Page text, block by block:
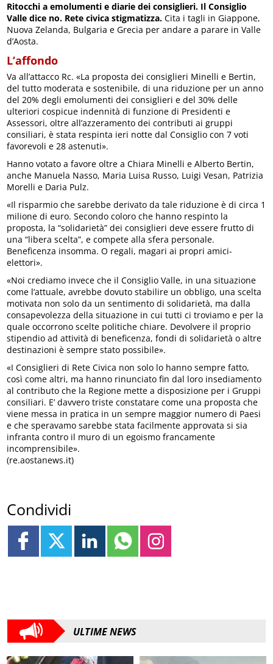
Ritocchi a emolumenti e diarie dei consiglieri. Il Consiglio
Valle dice no. Rete civica stigmatizza. Cita i tagli in Giappone,
Nuova Zelanda, Bulgaria e Grecia per andare a parare in Valle
d’Aosta.
L’affondo
Va all’attacco Rc. «La proposta dei consiglieri Minelli e Bertin,
del tutto moderata e sostenibile, di una riduzione per un anno
del 20% degli emolumenti dei consiglieri e del 30% delle
ulteriori cospicue indennità di funzione di Presidenti e
Assessori, oltre all’azzeramento dei contributi ai gruppi
consiliari, è stata respinta ieri notte dal Consiglio con 7 voti
favorevoli e 28 astenuti».
Hanno votato a favore oltre a Chiara Minelli e Alberto Bertin,
anche Manuela Nasso, Maria Luisa Russo, Luigi Vesan, Patrizia
Morelli e Daria Pulz.
«Il risparmio che sarebbe derivato da tale riduzione è di circa 1
milione di euro. Secondo coloro che hanno respinto la
proposta, la “solidarietà” dei consiglieri deve essere frutto di
una “libera scelta”, e compete alla sfera personale.
Beneficenza insomma. O regali, magari ai propri amici-
elettori».
«Noi crediamo invece che il Consiglio Valle, in una situazione
come l’attuale, avrebbe dovuto stabilire un obbligo, una scelta
motivata non solo da un sentimento di solidarietà, ma dalla
consapevolezza della situazione in cui tutti ci troviamo e per la
quale occorrono scelte politiche chiare. Devolvere il proprio
stipendio ad attività di beneficenza, fondi di solidarietà o altre
destinazioni è sempre stato possibile».
«I Consiglieri di Rete Civica non solo lo hanno sempre fatto,
così come altri, ma hanno rinunciato fin dal loro insediamento
al contributo che la Regione mette a disposizione per i Gruppi
consiliari. E’ davvero triste constatare come una proposta che
viene messa in pratica in un sempre maggior numero di Paesi
e che speravamo sarebbe stata facilmente approvata si sia
infranta contro il muro di un egoismo francamente
incomprensibile».
(re.aostanews.it)
Condividi
ULTIME NEWS